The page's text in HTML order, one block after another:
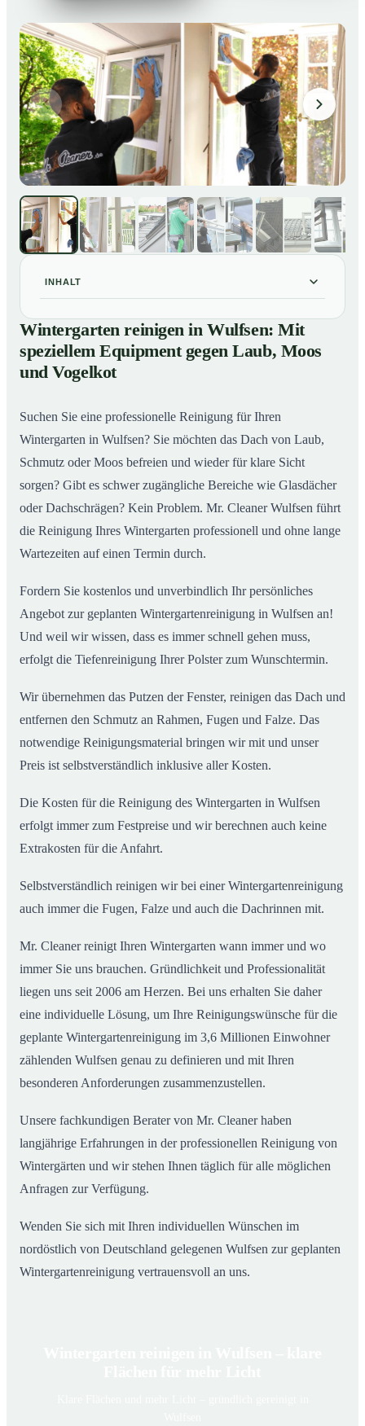
INHALT
Wintergarten reinigen in Wulfsen: Mit speziellem
Equipment gegen Laub, Moos und Vogelkot
02 So läuft eine professionelle Reinigung eines
Wintergarten in Wulfsen ab
Wintergarten reinigen in Wulfsen: Mit
speziellem Equipment gegen Laub, Moos
und Vogelkot
Suchen Sie eine professionelle Reinigung für Ihren
Wintergarten in Wulfsen? Sie möchten das Dach von Laub,
Schmutz oder Moos befreien und wieder für klare Sicht
sorgen? Gibt es schwer zugängliche Bereiche wie Glasdächer
oder Dachschrägen? Kein Problem. Mr. Cleaner Wulfsen führt
die Reinigung Ihres Wintergarten professionell und ohne lange
Wartezeiten auf einen Termin durch.
Fordern Sie kostenlos und unverbindlich Ihr persönliches
Angebot zur geplanten Wintergartenreinigung in Wulfsen an!
Und weil wir wissen, dass es immer schnell gehen muss,
erfolgt die Tiefenreinigung Ihrer Polster zum Wunschtermin.
Wir übernehmen das Putzen der Fenster, reinigen das Dach und
entfernen den Schmutz an Rahmen, Fugen und Falze. Das
notwendige Reinigungsmaterial bringen wir mit und unser
Preis ist selbstverständlich inklusive aller Kosten.
Die Kosten für die Reinigung des Wintergarten in Wulfsen
erfolgt immer zum Festpreise und wir berechnen auch keine
Extrakosten für die Anfahrt.
Selbstverständlich reinigen wir bei einer Wintergartenreinigung
auch immer die Fugen, Falze und auch die Dachrinnen mit.
Mr. Cleaner reinigt Ihren Wintergarten wann immer und wo
immer Sie uns brauchen. Gründlichkeit und Professionalität
liegen uns seit 2006 am Herzen. Bei uns erhalten Sie daher
eine individuelle Lösung, um Ihre Reinigungswünsche für die
geplante Wintergartenreinigung im 3,6 Millionen Einwohner
zählenden Wulfsen genau zu definieren und mit Ihren
besonderen Anforderungen zusammenzustellen.
Unsere fachkundigen Berater von Mr. Cleaner haben
langjährige Erfahrungen in der professionellen Reinigung von
Wintergärten und wir stehen Ihnen täglich für alle möglichen
Anfragen zur Verfügung.
Wenden Sie sich mit Ihren individuellen Wünschen im
nordöstlich von Deutschland gelegenen Wulfsen zur geplanten
Wintergartenreinigung vertrauensvoll an uns.